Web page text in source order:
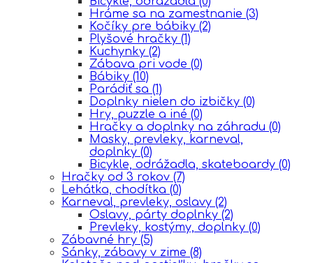
Hráme sa na zamestnanie (3)
Kočíky pre bábiky (2)
Plyšové hračky (1)
Kuchynky (2)
Zábava pri vode (0)
Bábiky (10)
Parádiť sa (1)
Doplnky nielen do izbičky (0)
Hry, puzzle a iné (0)
Hračky a doplnky na záhradu (0)
Masky, prevleky, karneval,
doplnky (0)
Bicykle, odrážadla, skateboardy (0)
Hračky od 3 rokov (7)
Lehátka, chodítka (0)
Karneval, prevleky, oslavy (2)
Oslavy, párty doplnky (2)
Prevleky, kostýmy, doplnky (0)
Zábavné hry (5)
Sánky, zábavy v zime (8)